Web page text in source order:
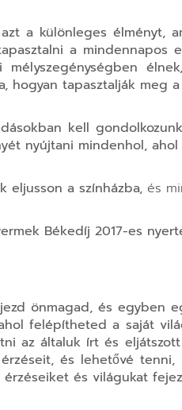
a különleges
a mindennapos
hogyan tapasztalják meg
kell
nyújtani mindenhol, ahol
eljusson a színházba, és
Békedíj 2017-es
önmagad, és egyben
felépítheted a saját
az általuk írt és
és lehetővé
és világukat